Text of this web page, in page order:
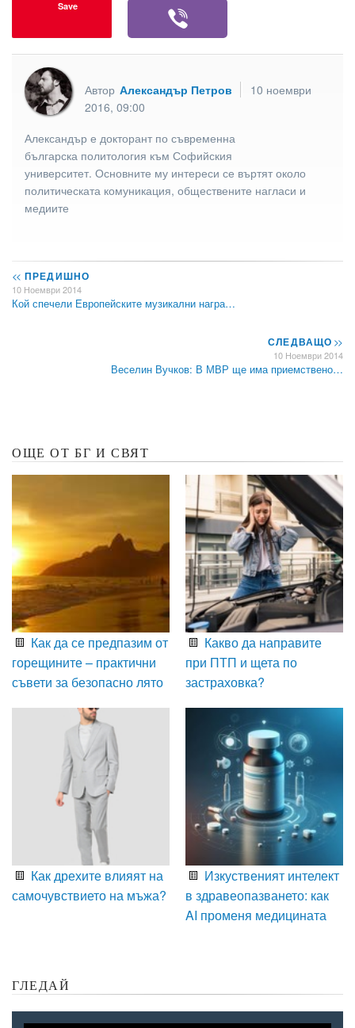
Save
Автор Александър Петров
10 ноември
2016, 09:00
Александър е докторант по съвременна
българска политология към Софийския
университет. Основните му интереси се въртят около
политическата комуникация, обществените нагласи и
медиите
<< ПРЕДИШНО
10 Ноември 2014
Кой спечели Европейските музикални награ…
СЛЕДВАЩО>>
10 Ноември 2014
Веселин Вучков: В МВР ще има приемствено…
ОЩЕ ОТ БГ И СВЯТ
Как да се предпазим от
горещините – практични
съвети за безопасно лято
Какво да направите
при ПТП и щета по
застраховка?
Как дрехите влияят на
самочувствието на мъжа?
Изкуственият интелект
в здравеопазването: как
AI променя медицината
ГЛЕДАЙ